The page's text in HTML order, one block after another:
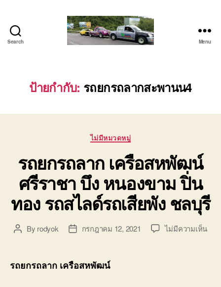
Search
วิน
ปาก
ศรีราชา
บริการ
สไลด์
รถ
เฮี๊ยบ
24
ชม.
Menu
ป้ายกำกับ: รถยกรถลากสะพานน4
Categories
ไม่มีหมวดหมู่
รถยกรถลาก เครือสหพัฒน์
ศรีราชา บึง หนองขาม ปิ่น
ทอง รถสไลด์รถเสียพัง ชลบุรี
PostBy rodyok
Postกรกฎาคม 12, 2021 ไม่มีความเห็นบน
รถยกรถลาก เครือสหพัฒน์